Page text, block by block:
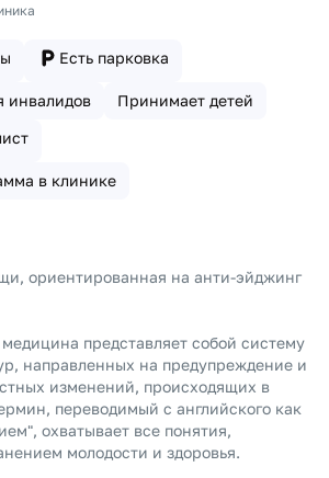
Есть парковка
инвалидов
Принимает детей
в клинике
ориентированная на анти-эйджинг
представляет собой систему
направленных на предупреждение и
изменений, происходящих в
переводимый с английского как
охватывает все понятия,
молодости и здоровья.